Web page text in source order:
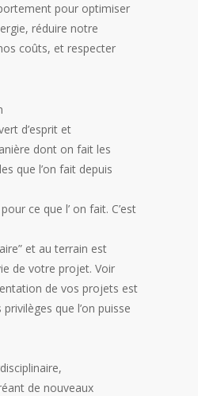
pour optimiser
réduire notre
coûts, et respecter
d’esprit et
dont on fait les
que l’on fait depuis
ce que l’ on fait. C’est
et au terrain est
de votre projet. Voir
de vos projets est
privilèges que l’on puisse
de nouveaux